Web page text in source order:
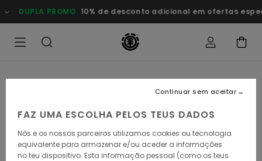
para
a
DUPLA PROMO 10% de desconto adicional em ofertas
FAZ UMA ESCOLHA PELOS TEUS DADOS
Nós e os nossos parceiros utilizamos cookies ou tecnologia
equivalente para armazenar e/ou aceder a informações
no teu dispositivo. Esta informação pessoal (como os teus
Continuar sem aceitar